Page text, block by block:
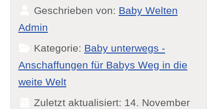
Geschrieben von: Baby Welten
Admin
Kategorie: Baby unterwegs -
Anschaffungen für Babys Weg in die
weite Welt
Zuletzt aktualisiert: 14. November